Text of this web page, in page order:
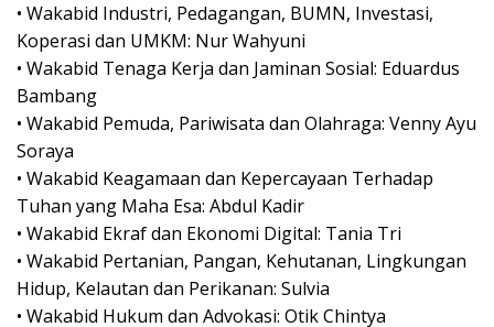
• Wakabid Industri, Pedagangan, BUMN, Investasi,
Koperasi dan UMKM: Nur Wahyuni
• Wakabid Tenaga Kerja dan Jaminan Sosial: Eduardus
Bambang
• Wakabid Pemuda, Pariwisata dan Olahraga: Venny Ayu
Soraya
• Wakabid Keagamaan dan Kepercayaan Terhadap
Tuhan yang Maha Esa: Abdul Kadir
• Wakabid Ekraf dan Ekonomi Digital: Tania Tri
• Wakabid Pertanian, Pangan, Kehutanan, Lingkungan
Hidup, Kelautan dan Perikanan: Sulvia
• Wakabid Hukum dan Advokasi: Otik Chintya